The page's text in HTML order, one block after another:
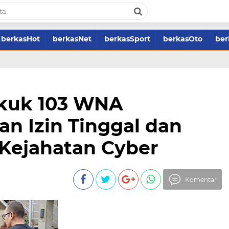
berkasHot berkasNet berkasSport berkasOto
103 WNA
Izin Tinggal dan
Cyber
Komentar